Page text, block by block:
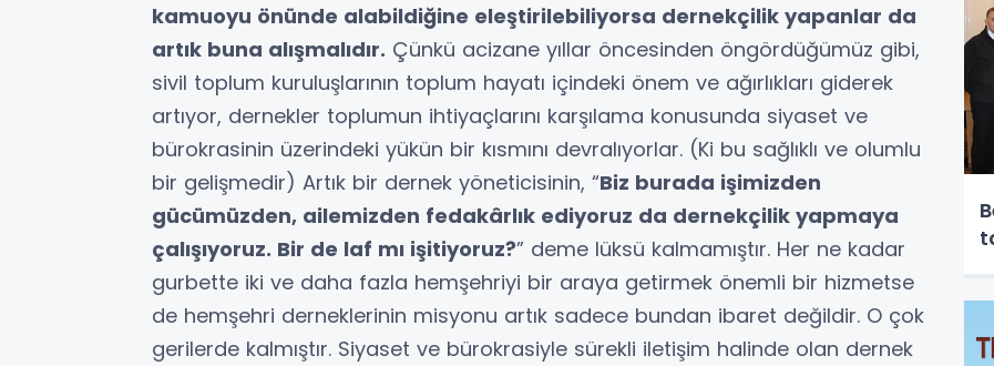
kamuoyu önünde alabildiğine eleştirilebiliyorsa dernekçilik yapanlar da
artık buna alışmalıdır. Çünkü acizane yıllar öncesinden öngördüğümüz gibi,
sivil toplum kuruluşlarının toplum hayatı içindeki önem ve ağırlıkları giderek
artıyor, dernekler toplumun ihtiyaçlarını karşılama konusunda siyaset ve
bürokrasinin üzerindeki yükün bir kısmını devralıyorlar. (Ki bu sağlıklı ve olumlu
bir gelişmedir) Artık bir dernek yöneticisinin, “Biz burada işimizden
gücümüzden, ailemizden fedakârlık ediyoruz da dernekçilik yapmaya
çalışıyoruz. Bir de laf mı işitiyoruz?” deme lüksü kalmamıştır. Her ne kadar
gurbette iki ve daha fazla hemşehriyi bir araya getirmek önemli bir hizmetse
de hemşehri derneklerinin misyonu artık sadece bundan ibaret değildir. O çok
gerilerde kalmıştır. Siyaset ve bürokrasiyle sürekli iletişim halinde olan dernek